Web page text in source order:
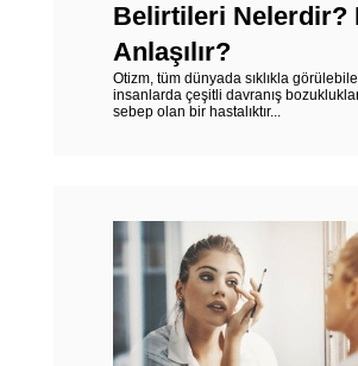
Belirtileri Nelerdir?
Anlaşılır?
Otizm, tüm dünyada sıklıkla
insanlarda çeşitli davranış
sebep olan bir hastalıktır...